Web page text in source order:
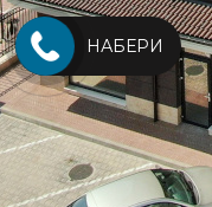
НАБЕРИ